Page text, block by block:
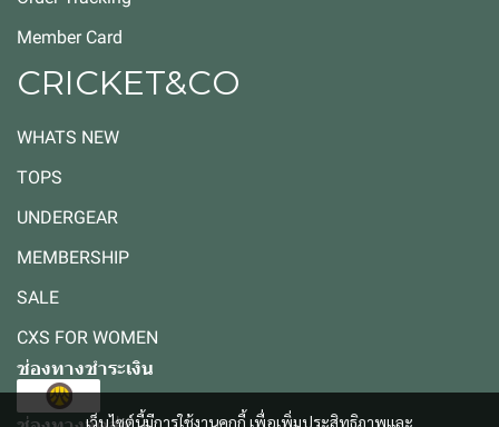
เว็บไซต์นี้มีการใช้งานคุกกี้ เพื่อเพิ่มประสิทธิภาพและ
Member Card
CRICKET&CO
WHATS NEW
TOPS
UNDERGEAR
MEMBERSHIP
SALE
CXS FOR WOMEN
ช่องทางชำระเงิน